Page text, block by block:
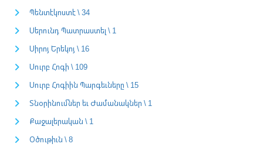
Պենտէկոստէ \ 34
Սերունդ Պատրաստել \ 1
Սիրոյ Երեկոյ \ 16
Սուրբ Հոգի \ 109
Սուրբ Հոգիին Պարգեւները \ 15
Տնօրինումներ եւ Ժամանակներ \ 1
Քաջալերական \ 1
Օծութիւն \ 8